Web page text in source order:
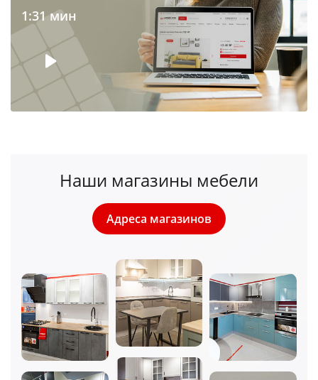
1:31 мин
Наши магазины мебели
Адреса магазинов